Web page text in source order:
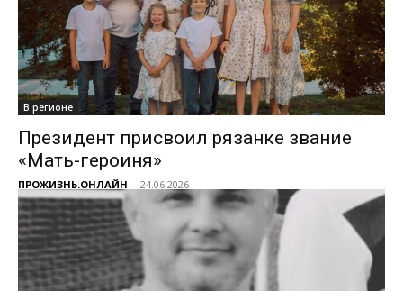
В регионе
Президент присвоил рязанке звание
«Мать-героиня»
ПРОЖИЗНЬ.ОНЛАЙН - 24.06.2026